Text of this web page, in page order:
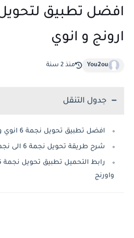
ارونج و انوي
You2ou منذ 2 سنة
جدول التنقل
افضل تطبيق تحويل نجمة 6 انوي واورنج
شرح طريقة تحويل نجمة 6 الى نجمة 3
واورنج